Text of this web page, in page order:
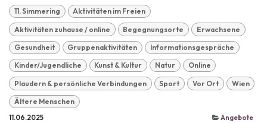
11. Simmering Aktivitäten im Freien
Aktivitäten zuhause / online Begegnungsorte Erwachsene
Gesundheit Gruppenaktivitäten Informationsgespräche
Kinder/Jugendliche Kunst & Kultur Natur Online
Plaudern & persönliche Verbindungen Sport Vor Ort Wien
Ältere Menschen
11.06.2025 Angebote